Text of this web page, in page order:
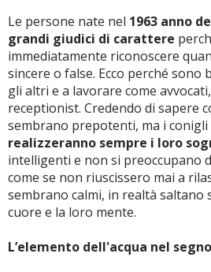
Le persone nate nel 1963 anno
grandi giudici di carattere
immediatamente riconoscere
sincere o false. Ecco perché sono
gli altri e a lavorare come
receptionist. Credendo di sapere
sembrano prepotenti, ma i conigli
realizzeranno sempre i loro
intelligenti e non si preoccupano
come se non riuscissero mai a
sembrano calmi, in realtà
cuore e la loro mente.
L’elemento dell'acqua nel